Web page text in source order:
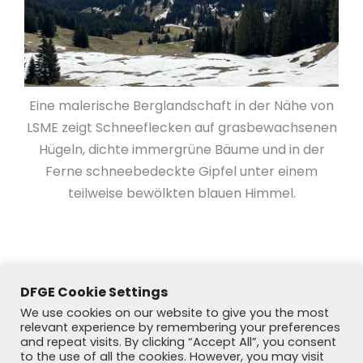
Eine malerische Berglandschaft in der Nähe von
LSME zeigt Schneeflecken auf grasbewachsenen
Hügeln, dichte immergrüne Bäume und in der
Ferne schneebedeckte Gipfel unter einem
teilweise bewölkten blauen Himmel.
DFGE Cookie Settings
We use cookies on our website to give you the most
relevant experience by remembering your preferences
and repeat visits. By clicking “Accept All”, you consent
to the use of all the cookies. However, you may visit